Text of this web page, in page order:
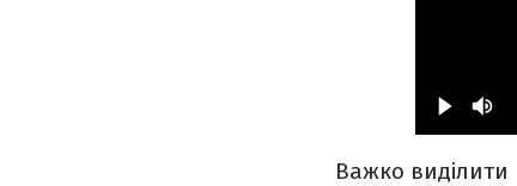
Важко виділити